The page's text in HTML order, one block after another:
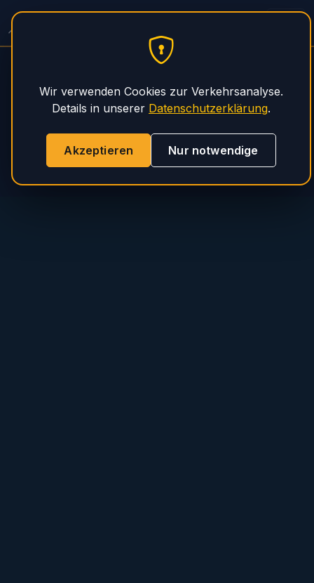
Wir verwenden Cookies zur Verkehrsanalyse.
Details in unserer Datenschutzerklärung.
Akzeptieren Nur notwendige